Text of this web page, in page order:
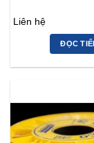
Liên hệ
ĐỌC